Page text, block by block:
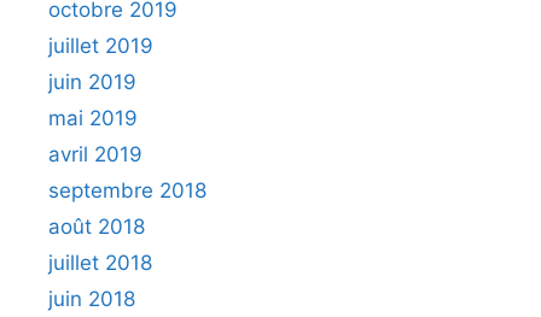
octobre 2019
juillet 2019
juin 2019
mai 2019
avril 2019
septembre 2018
août 2018
juillet 2018
juin 2018